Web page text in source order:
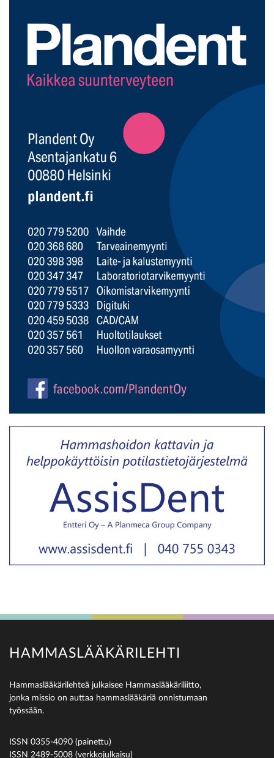
HAMMASLÄÄKÄRILEHTI
Hammaslääkärilehteä julkaisee Hammaslääkäriliitto,
jonka missio on auttaa hammaslääkäriä onnistumaan
työssään.
ISSN 0355-4090 (painettu)
ISSN 2489-5008 (verkkojulkaisu)